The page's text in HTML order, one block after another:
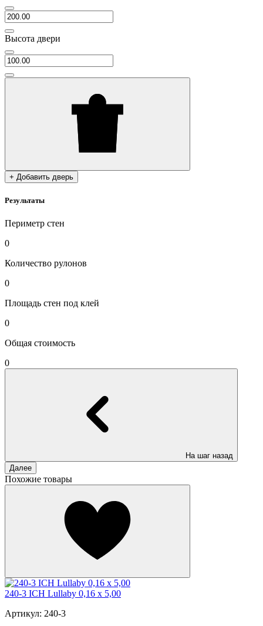
Высота двери
+ Добавить дверь
Результаты
Периметр стен
0
Количество рулонов
0
Площадь стен под клей
0
Общая стоимость
0
На шаг назад
Далее
Похожие товары
240-3 ICH Lullaby 0,16 x 5,00
Артикул: 240-3